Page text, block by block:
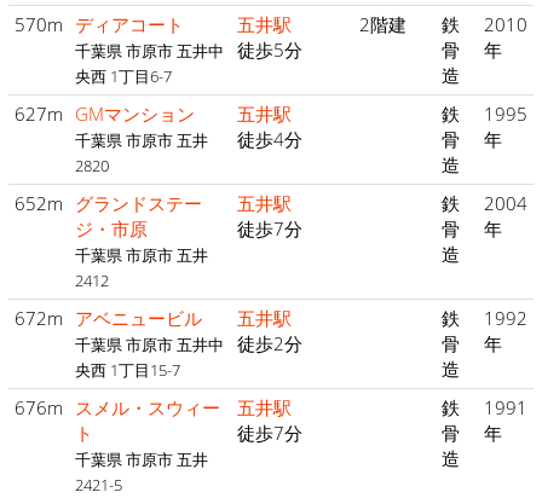
570m ディアコート
千葉県 市原市 五井中
央西 1丁目6-7
五井駅
徒歩5分
2階建
鉄
骨
造
2010
年
627m GMマンション
千葉県 市原市 五井
2820
五井駅
徒歩4分
鉄
骨
造
1995
年
652m グランドステー
ジ・市原
千葉県 市原市 五井
2412
五井駅
徒歩7分
鉄
骨
造
2004
年
672m アベニュービル
千葉県 市原市 五井中
央西 1丁目15-7
五井駅
徒歩2分
鉄
骨
造
1992
年
676m スメル・スウィー
ト
千葉県 市原市 五井
2421-5
五井駅
徒歩7分
鉄
骨
造
1991
年